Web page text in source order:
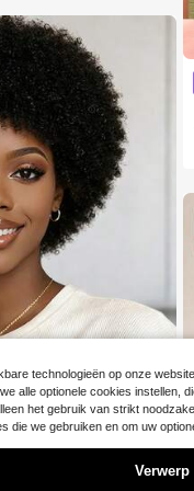
- Afrikaanse s
gekruld; geschikt vo
Heeft een dichtheid va
technologieën op onze
alle optionele cookies instellen,
het gebruik van strikt
die we gebruiken en om uw
Verwerp